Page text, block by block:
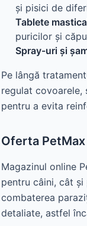
și pisici de
Tablete
puricilor și
Spray-uri și
Pe lângă
regulat covoarele,
pentru a evita
Oferta PetMax
Magazinul online
pentru câini, cât
combaterea
detaliate, astfel